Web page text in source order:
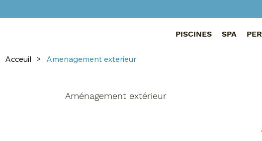
PISCINES SPA
Acceuil > Amenagement exterieur
Aménagement extérieur